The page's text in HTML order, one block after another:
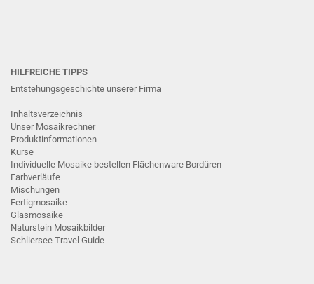
HILFREICHE TIPPS
Entstehungsgeschichte unserer Firma
Inhaltsverzeichnis
Unser Mosaikrechner
Produktinformationen
Kurse
Individuelle Mosaike bestellen Flächenware Bordüren
Farbverläufe
Mischungen
Fertigmosaike
G lasmosaike
Naturstein Mosaikbilder
Schliersee Travel Guide